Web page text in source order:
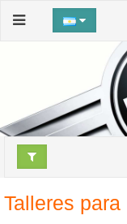
Talleres